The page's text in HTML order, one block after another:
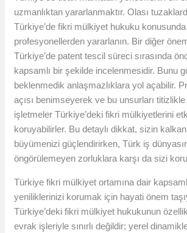
uzmanlıktan yararlanmaktır. Olası
Türkiye’de fikri mülkiyet hukuku
profesyonellerden yararlanın. Bir diğer
Türkiye’de patent tescil süreci sırasında
kapsamlı bir şekilde incelenmesidir. Bunu
beklenmedik anlaşmazlıklara yol açabilir.
açısı benimseyerek ve bu unsurları
işletmeler Türkiye’deki fikri mülkiyetlerini
koruyabilirler. Bu detaylı dikkat, sizin
büyümenizi güçlendirirken, Türk iş
öngörülemeyen zorluklara karşı da sizi
Türkiye fikri mülkiyet ortamına dair
yeniliklerinizi korumak için hayati önem
Türkiye’deki fikri mülkiyet hukukunun
evrak işleriyle sınırlı değildir; yerel